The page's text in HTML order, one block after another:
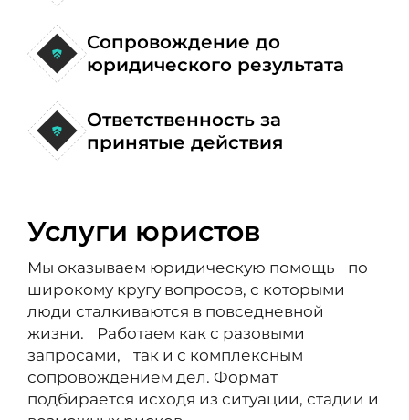
Сопровождение до
юридического результата
Ответственность за
принятые действия
Услуги юристов
Мы оказываем юридическую помощь по
широкому кругу вопросов, с которыми
люди сталкиваются в повседневной
жизни. Работаем как с разовыми
запросами, так и с комплексным
сопровождением дел. Формат
подбирается исходя из ситуации, стадии и